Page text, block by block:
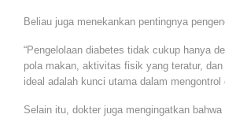
Beliau juga menekankan pentingnya
“Pengelolaan diabetes tidak cukup hanya
pola makan, aktivitas fisik yang teratur,
ideal adalah kunci utama dalam mengontrol
Selain itu, dokter juga mengingatkan